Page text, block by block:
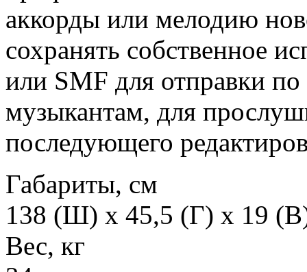
аккорды или мелодию
сохранять собственное
или SMF для отправки по
музыкантам, для
последующего
Габариты, см
138 (Ш) x 45,5 (Г) x 19
Вес, кг